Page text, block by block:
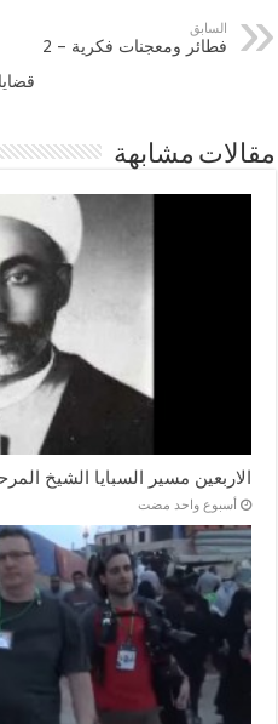
السابق
فطائر ومعجنات فكرية – 2
مقالات مشابهة
الاربعين مسير السبايا الشيخ
‏أسبوع واحد مضت